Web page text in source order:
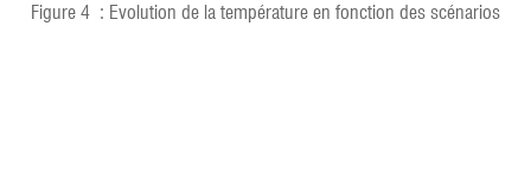
Figure 4 : Evolution de la température en fonction des scénarios